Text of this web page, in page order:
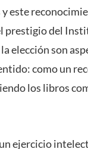
este
prestigio del
elección son
como un
los libros
ejercicio